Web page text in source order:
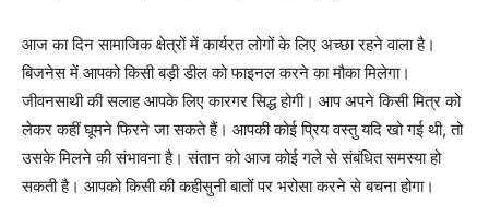
आज का दिन सामाजिक क्षेत्रों में कार्यरत लोगों के लिए अच्छा रहने वाला है।
बिजनेस में आपको किसी बड़ी डील को फाइनल करने का मौका मिलेगा।
जीवनसाथी की सलाह आपके लिए कारगर सिद्ध होगी। आप अपने किसी मित्र को
लेकर कहीं घूमने फिरने जा सकते हैं। आपकी कोई प्रिय वस्तु यदि खो गई थी, तो
उसके मिलने की संभावना है। संतान को आज कोई गले से संबंधित समस्या हो
सकती है। आपको किसी की कहीसुनी बातों पर भरोसा करने से बचना होगा।